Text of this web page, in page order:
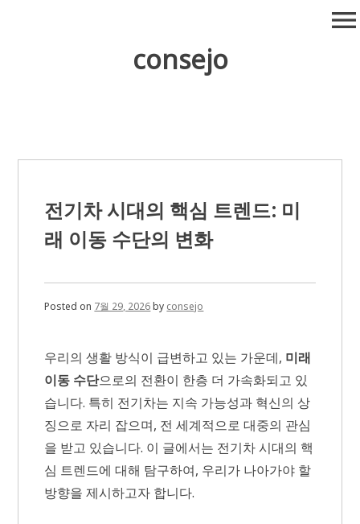
consejo
menu
전기차 시대의 핵심 트렌드: 미
래 이동 수단의 변화
Posted on 7월 29, 2026by consejo
우리의 생활 방식이 급변하고 있는 가운데, 미래
이동 수단으로의 전환이 한층 더 가속화되고 있
습니다. 특히 전기차는 지속 가능성과 혁신의 상
징으로 자리 잡으며, 전 세계적으로 대중의 관심
을 받고 있습니다. 이 글에서는 전기차 시대의 핵
심 트렌드에 대해 탐구하여, 우리가 나아가야 할
방향을 제시하고자 합니다.